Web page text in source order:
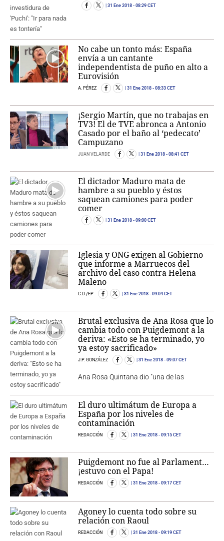
31 Ene 2018 - 08:29 CET
No cabe un tonto más: España
envía a un cantante
independentista de puño en alto a
Eurovisión
A. PÉREZ 31 Ene 2018 - 08:33 CET
¡Sergio Martín, que no trabajas en
TV3! El de TVE abronca a Antonio
Casado por el baño al ‘pedecato’
Campuzano
JUAN VELARDE 31 Ene 2018 - 08:41 CET
El dictador Maduro mata de
hambre a su pueblo y éstos
saquean camiones para poder
comer
31 Ene 2018 - 09:00 CET
Iglesia y ONG exigen al Gobierno
que informe a Marruecos del
archivo del caso contra Helena
Maleno
C.D./EP 31 Ene 2018 - 09:04 CET
Brutal exclusiva de Ana Rosa que lo
cambia todo con Puigdemont a la
deriva: «Esto se ha terminado, yo
ya estoy sacrificado»
J.P. GONZÁLEZ 31 Ene 2018 - 09:07 CET
Ana Rosa Quintana dio "una de las
El duro ultimátum de Europa a
España por los niveles de
contaminación
REDACCIÓN 31 Ene 2018 - 09:15 CET
Puigdemont no fue al Parlament…
¡estuvo con el Papa!
REDACCIÓN 31 Ene 2018 - 09:17 CET
Agoney lo cuenta todo sobre su
relación con Raoul
REDACCIÓN 31 Ene 2018 - 09:19 CET